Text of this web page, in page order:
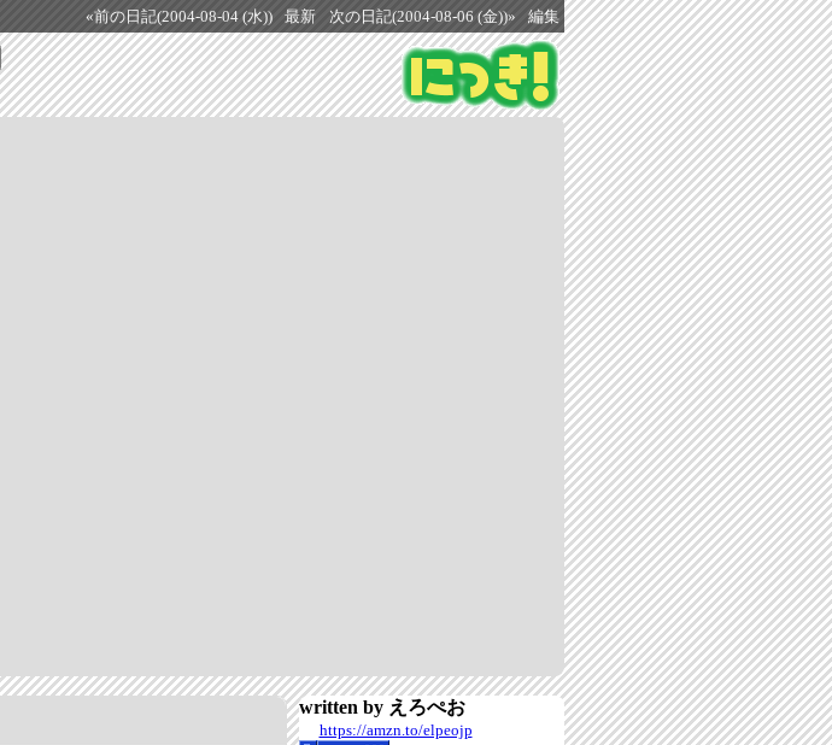
«前の日記(2004-08-04 (水)) 最新 次の日記(2004-08-06 (金))» 編集
written by えろぺお
https://amzn.to/elpeojp